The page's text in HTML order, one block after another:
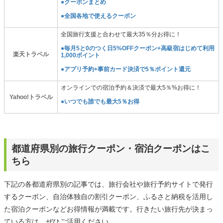
●クーポンまとめ
●全国各地で使えるクーポン
楽天トラベル
全国旅行支援と合わせて最大35％分お得に！
●毎月5と0のつく日5%OFFクーポン+高級宿はじめて利用
1,000ポイント
●アプリ予約+事前カード決済で5％ポイント還元
Yahoo!トラベル
オンラインでの宿泊予約＆決済で最大5％%お得に！
●いつでも誰でも最大5％お得
都道府県別の旅行クーポン・宿泊クーポンはこ
ちら
下記の各都道府県別の記事では、旅行会社や旅行予約サイトで発行
するクーポン、自治体独自の割引クーポン、ふるさと納税を活用し
た宿泊クーポンなどお得情報が満載です。行きたい旅行先が決まっ
ている方は、ぜひご活用ください。